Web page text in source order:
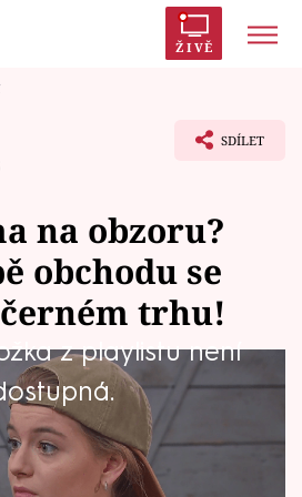
ŽIVĚ
SDÍLET
na obzoru?
obchodu se
trhu!
z playlistu není
by klidně mohl být
oblíbeném seriálu se totiž
a bohatá dědička Sid opět
vlastní pěst. Již dříve jí